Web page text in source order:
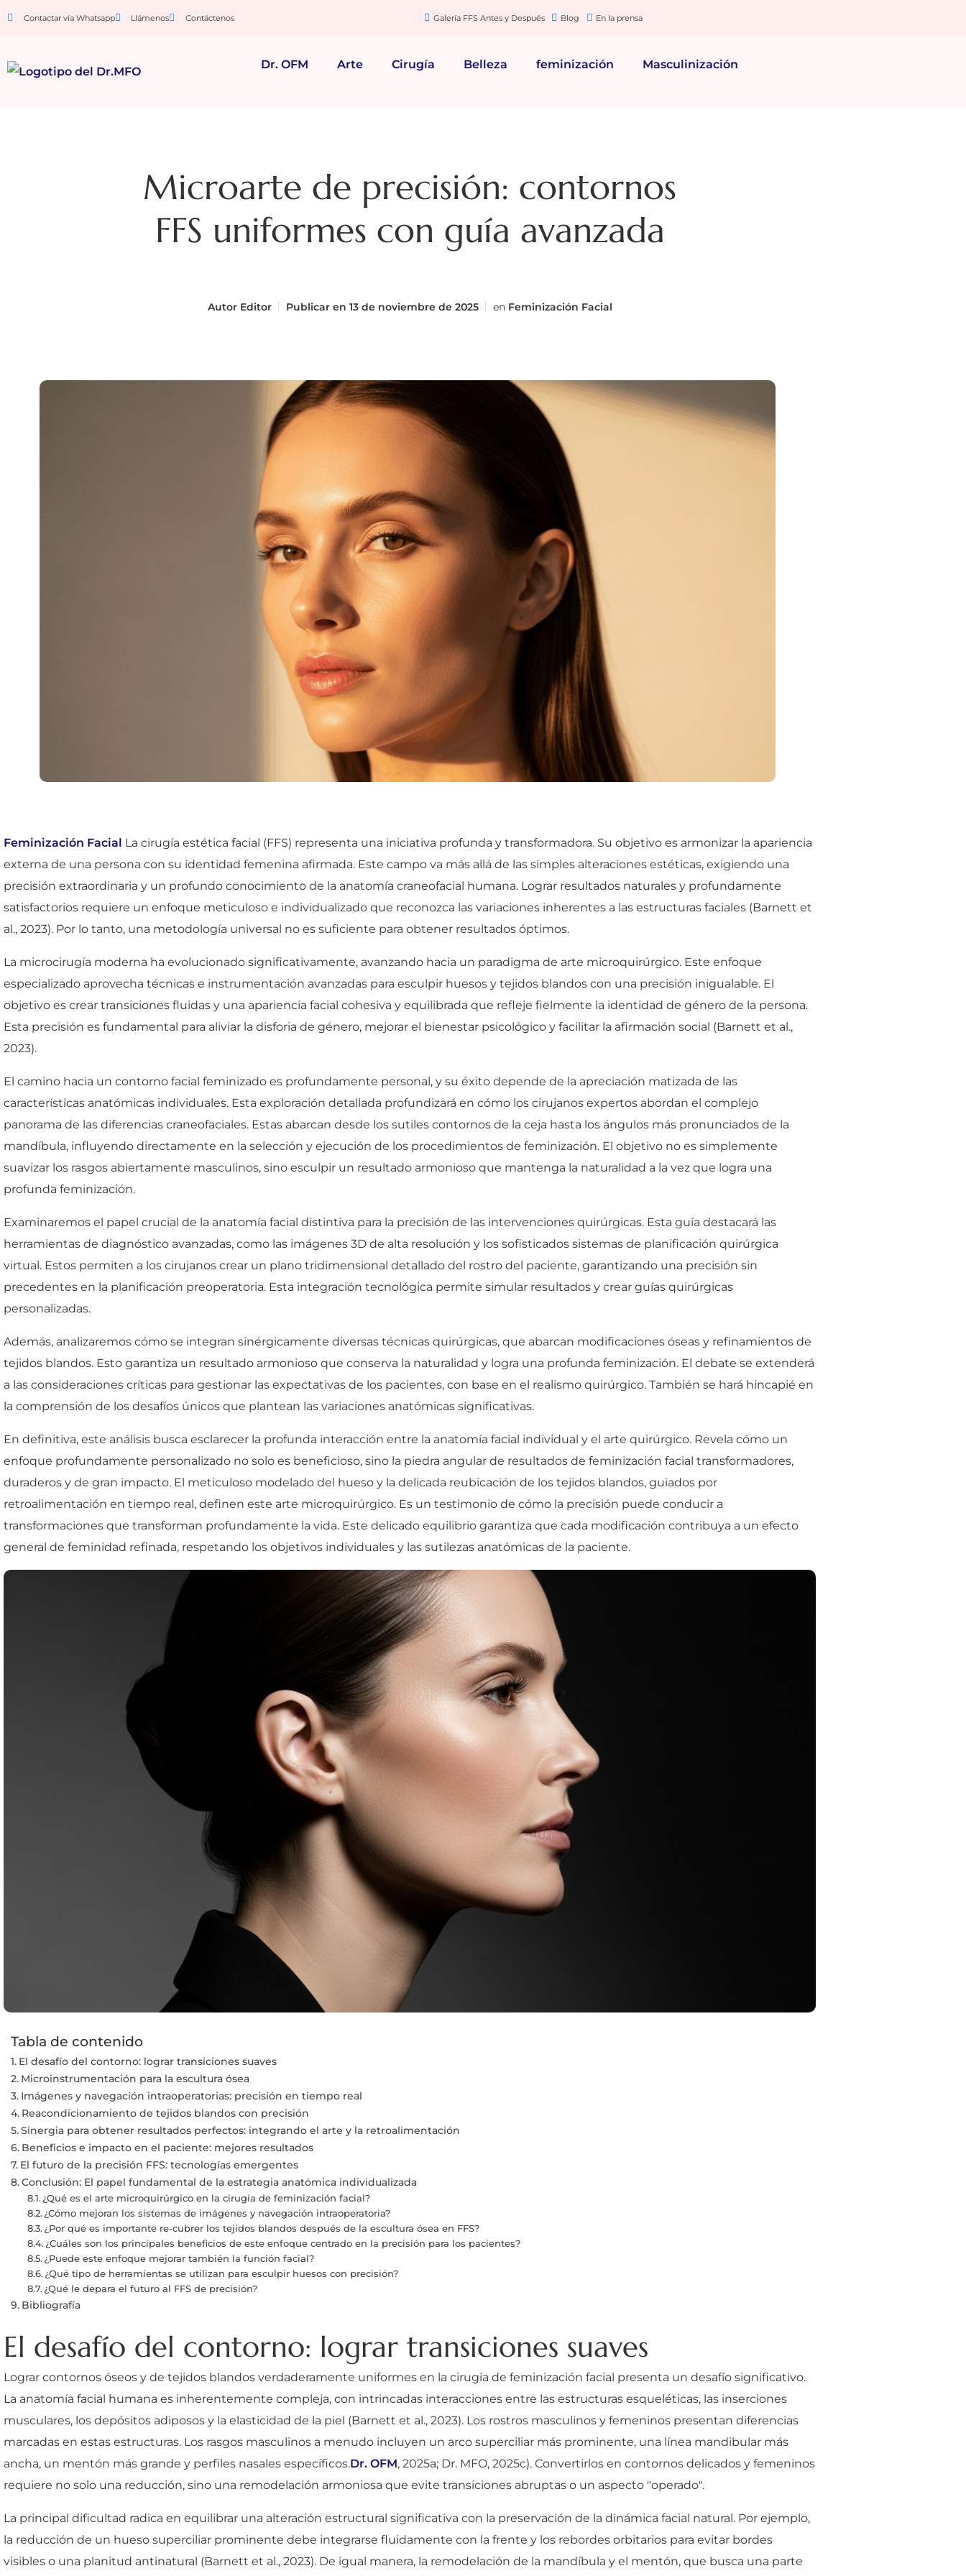
Contactar vía Whatsapp Llámenos Contáctenos Galería FFS Antes y Después Blog En la prensa
Dr. OFM Arte Cirugía Belleza feminización Masculinización
Microarte de precisión: contornos
FFS uniformes con guía avanzada
AutorEditor Publicar en 13 de noviembre de 2025 en Feminización Facial
Feminización Facial La cirugía estética facial (FFS) representa una iniciativa profunda y transformadora. Su objetivo es armonizar la apariencia
externa de una persona con su identidad femenina afirmada. Este campo va más allá de las simples alteraciones estéticas, exigiendo una
precisión extraordinaria y un profundo conocimiento de la anatomía craneofacial humana. Lograr resultados naturales y profundamente
satisfactorios requiere un enfoque meticuloso e individualizado que reconozca las variaciones inherentes a las estructuras faciales (Barnett et
al., 2023). Por lo tanto, una metodología universal no es suficiente para obtener resultados óptimos.
La microcirugía moderna ha evolucionado significativamente, avanzando hacia un paradigma de arte microquirúrgico. Este enfoque
especializado aprovecha técnicas e instrumentación avanzadas para esculpir huesos y tejidos blandos con una precisión inigualable. El
objetivo es crear transiciones fluidas y una apariencia facial cohesiva y equilibrada que refleje fielmente la identidad de género de la persona.
Esta precisión es fundamental para aliviar la disforia de género, mejorar el bienestar psicológico y facilitar la afirmación social (Barnett et al.,
2023).
El camino hacia un contorno facial feminizado es profundamente personal, y su éxito depende de la apreciación matizada de las
características anatómicas individuales. Esta exploración detallada profundizará en cómo los cirujanos expertos abordan el complejo
panorama de las diferencias craneofaciales. Estas abarcan desde los sutiles contornos de la ceja hasta los ángulos más pronunciados de la
mandíbula, influyendo directamente en la selección y ejecución de los procedimientos de feminización. El objetivo no es simplemente
suavizar los rasgos abiertamente masculinos, sino esculpir un resultado armonioso que mantenga la naturalidad a la vez que logra una
profunda feminización.
Examinaremos el papel crucial de la anatomía facial distintiva para la precisión de las intervenciones quirúrgicas. Esta guía destacará las
herramientas de diagnóstico avanzadas, como las imágenes 3D de alta resolución y los sofisticados sistemas de planificación quirúrgica
virtual. Estos permiten a los cirujanos crear un plano tridimensional detallado del rostro del paciente, garantizando una precisión sin
precedentes en la planificación preoperatoria. Esta integración tecnológica permite simular resultados y crear guías quirúrgicas
personalizadas.
Además, analizaremos cómo se integran sinérgicamente diversas técnicas quirúrgicas, que abarcan modificaciones óseas y refinamientos de
tejidos blandos. Esto garantiza un resultado armonioso que conserva la naturalidad y logra una profunda feminización. El debate se extenderá
a las consideraciones críticas para gestionar las expectativas de los pacientes, con base en el realismo quirúrgico. También se hará hincapié en
la comprensión de los desafíos únicos que plantean las variaciones anatómicas significativas.
En definitiva, este análisis busca esclarecer la profunda interacción entre la anatomía facial individual y el arte quirúrgico. Revela cómo un
enfoque profundamente personalizado no solo es beneficioso, sino la piedra angular de resultados de feminización facial transformadores,
duraderos y de gran impacto. El meticuloso modelado del hueso y la delicada reubicación de los tejidos blandos, guiados por
retroalimentación en tiempo real, definen este arte microquirúrgico. Es un testimonio de cómo la precisión puede conducir a
transformaciones que transforman profundamente la vida. Este delicado equilibrio garantiza que cada modificación contribuya a un efecto
general de feminidad refinada, respetando los objetivos individuales y las sutilezas anatómicas de la paciente.
Tabla de contenido
El desafío del contorno: lograr transiciones suaves
Microinstrumentación para la escultura ósea
Imágenes y navegación intraoperatorias: precisión en tiempo real
Reacondicionamiento de tejidos blandos con precisión
Sinergia para obtener resultados perfectos: integrando el arte y la retroalimentación
Beneficios e impacto en el paciente: mejores resultados
El futuro de la precisión FFS: tecnologías emergentes
Conclusión: El papel fundamental de la estrategia anatómica individualizada
¿Qué es el arte microquirúrgico en la cirugía de feminización facial?
¿Cómo mejoran los sistemas de imágenes y navegación intraoperatoria?
¿Por qué es importante re-cubrer los tejidos blandos después de la escultura ósea en FFS?
¿Cuáles son los principales beneficios de este enfoque centrado en la precisión para los pacientes?
¿Puede este enfoque mejorar también la función facial?
¿Qué tipo de herramientas se utilizan para esculpir huesos con precisión?
¿Qué le depara el futuro al FFS de precisión?
Bibliografía
El desafío del contorno: lograr transiciones suaves
Lograr contornos óseos y de tejidos blandos verdaderamente uniformes en la cirugía de feminización facial presenta un desafío significativo.
La anatomía facial humana es inherentemente compleja, con intrincadas interacciones entre las estructuras esqueléticas, las inserciones
musculares, los depósitos adiposos y la elasticidad de la piel (Barnett et al., 2023). Los rostros masculinos y femeninos presentan diferencias
marcadas en estas estructuras. Los rasgos masculinos a menudo incluyen un arco superciliar más prominente, una línea mandibular más
ancha, un mentón más grande y perfiles nasales específicos.Dr. OFM, 2025a; Dr. MFO, 2025c). Convertirlos en contornos delicados y femeninos
requiere no solo una reducción, sino una remodelación armoniosa que evite transiciones abruptas o un aspecto "operado".
La principal dificultad radica en equilibrar una alteración estructural significativa con la preservación de la dinámica facial natural. Por ejemplo,
la reducción de un hueso superciliar prominente debe integrarse fluidamente con la frente y los rebordes orbitarios para evitar bordes
visibles o una planitud antinatural (Barnett et al., 2023). De igual manera, la remodelación de la mandíbula y el mentón, que busca una parte